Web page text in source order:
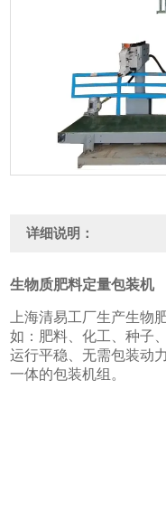
详细说明：
生物质肥料定量包装机
上海清易工厂生产生物
如：肥料、化工、种子
运行平稳、无需包装动
一体的包装机组。